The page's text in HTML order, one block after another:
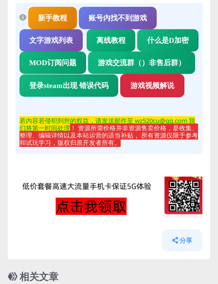
新手教程 账号内找不到游戏
文字游戏列表 离线教程 什么是D加密
MOD订阅问题 游戏交流群（）非售后群）
登录steam出现 错误代码 游戏视频解说
若内容若侵犯到您的权益，请发送邮件至 wz520cu@qq.com 我
们将第一时间处理 ！ 资源所需价格并非资源售卖价格，是收集、
整理、编辑详情以及本站运营的适当补贴， 所有资源仅限于参考
和试玩学习，版权归原开发者所有。
分享
相关文章